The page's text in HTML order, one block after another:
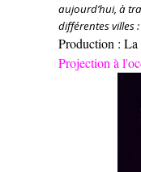
aujourd’hui, à
différentes villes
Production : La
Projection à